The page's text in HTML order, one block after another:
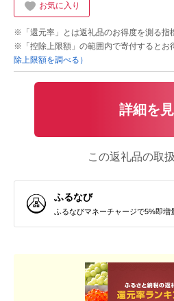
お気に入り
※「還元率」とは返礼品のお得度を測る指
※「控除上限額」の範囲内で寄付するとお
除上限額を調べる）
詳細を
この返礼品の取
ふるなび
ふるなびマネーチャージで5%即増